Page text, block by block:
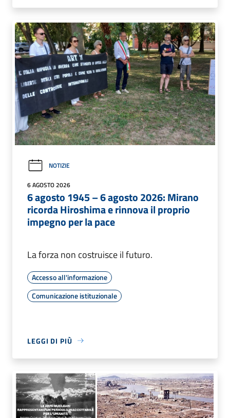
NOTIZIE
6 AGOSTO 2026
6 agosto 1945 – 6 agosto 2026: Mirano
ricorda Hiroshima e rinnova il proprio
impegno per la pace
La forza non costruisce il futuro.
Accesso all'informazione
Comunicazione istituzionale
LEGGI DI PIÙ